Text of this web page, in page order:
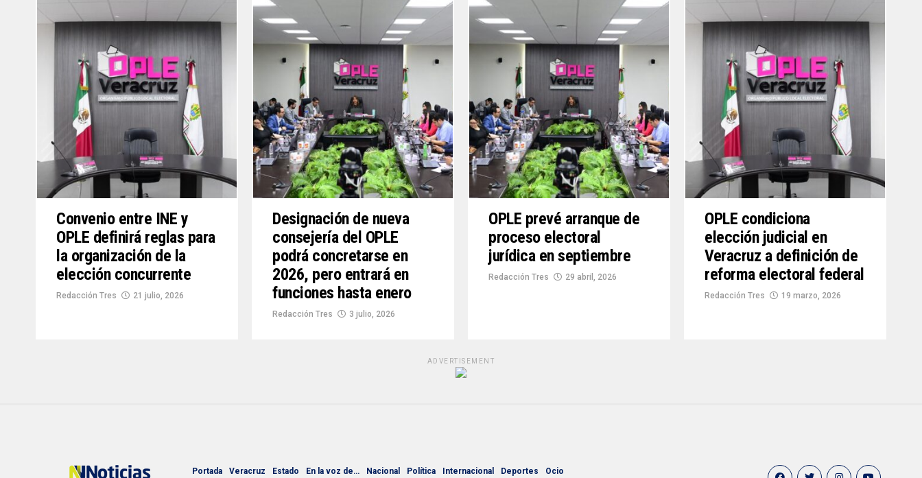
Convenio entre INE y
OPLE definirá reglas para
la organización de la
elección concurrente
Redacción Tres 21 julio, 2026
Designación de nueva
consejería del OPLE
podrá concretarse en
2026, pero entrará en
funciones hasta enero
Redacción Tres 3 julio, 2026
OPLE prevé arranque de
proceso electoral
jurídica en septiembre
Redacción Tres 29 abril, 2026
OPLE condiciona
elección judicial en
Veracruz a definición de
reforma electoral federal
Redacción Tres 19 marzo, 2026
ADVERTISEMENT
Portada Veracruz Estado En la voz de… Nacional Política Internacional Deportes Ocio